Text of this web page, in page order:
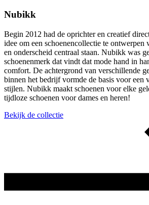
Nubikk
Begin 2012 had de oprichter en creatief
idee om een ​​schoenencollectie te ontwerpen
en onderscheid centraal staan. Nubikk was
schoenenmerk dat vindt dat mode hand in
comfort. De achtergrond van verschillende
binnen het bedrijf vormde de basis voor een
stijlen. Nubikk maakt schoenen voor elke
tijdloze schoenen voor dames en heren!
Bekijk de collectie